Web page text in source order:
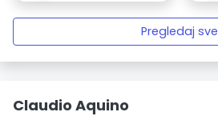
Pregledaj sve
Claudio Aquino